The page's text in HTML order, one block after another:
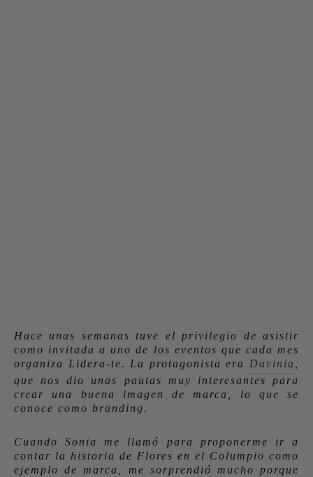
Hace unas semanas tuve el privilegio de asistir
como invitada a uno de los eventos que cada mes
organiza Lidera-te. La protagonista era Davinia
que nos dio unas pautas muy interesantes para
crear una buena imagen de marca, lo que se
conoce como branding.
Cuando Sonia me llamó para proponerme ir a
contar la historia de Flores en el Columpio como
ejemplo de marca, me sorprendió mucho porque